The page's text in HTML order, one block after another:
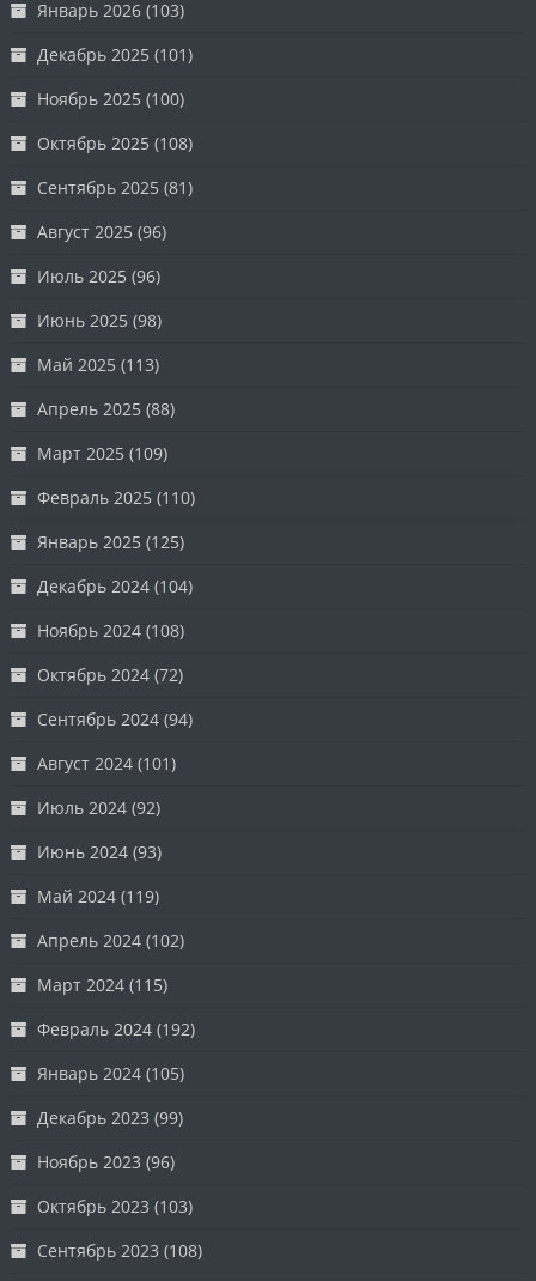
Январь 2026 (103)
Декабрь 2025 (101)
Ноябрь 2025 (100)
Октябрь 2025 (108)
Сентябрь 2025 (81)
Август 2025 (96)
Июль 2025 (96)
Июнь 2025 (98)
Май 2025 (113)
Апрель 2025 (88)
Март 2025 (109)
Февраль 2025 (110)
Январь 2025 (125)
Декабрь 2024 (104)
Ноябрь 2024 (108)
Октябрь 2024 (72)
Сентябрь 2024 (94)
Август 2024 (101)
Июль 2024 (92)
Июнь 2024 (93)
Май 2024 (119)
Апрель 2024 (102)
Март 2024 (115)
Февраль 2024 (192)
Январь 2024 (105)
Декабрь 2023 (99)
Ноябрь 2023 (96)
Октябрь 2023 (103)
Сентябрь 2023 (108)